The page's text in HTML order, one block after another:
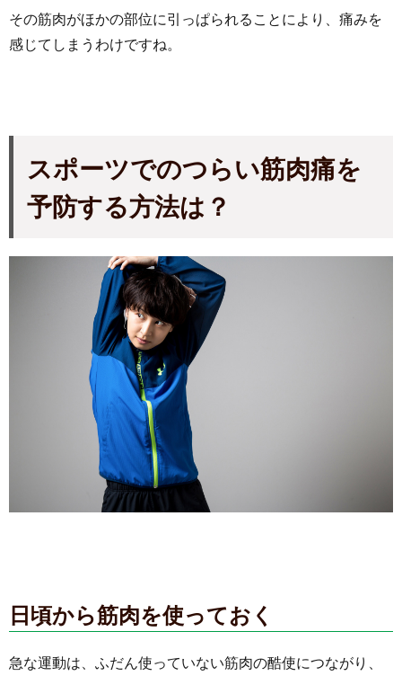
その筋肉がほかの部位に引っぱられることにより、痛みを
感じてしまうわけですね。
スポーツでのつらい筋肉痛を
予防する方法は？
日頃から筋肉を使っておく
急な運動は、ふだん使っていない筋肉の酷使につながり、